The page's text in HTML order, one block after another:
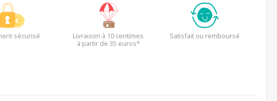
sécurisé
Livraison à 10 centimes
à partir de 35 euros*
Satisfait ou remboursé